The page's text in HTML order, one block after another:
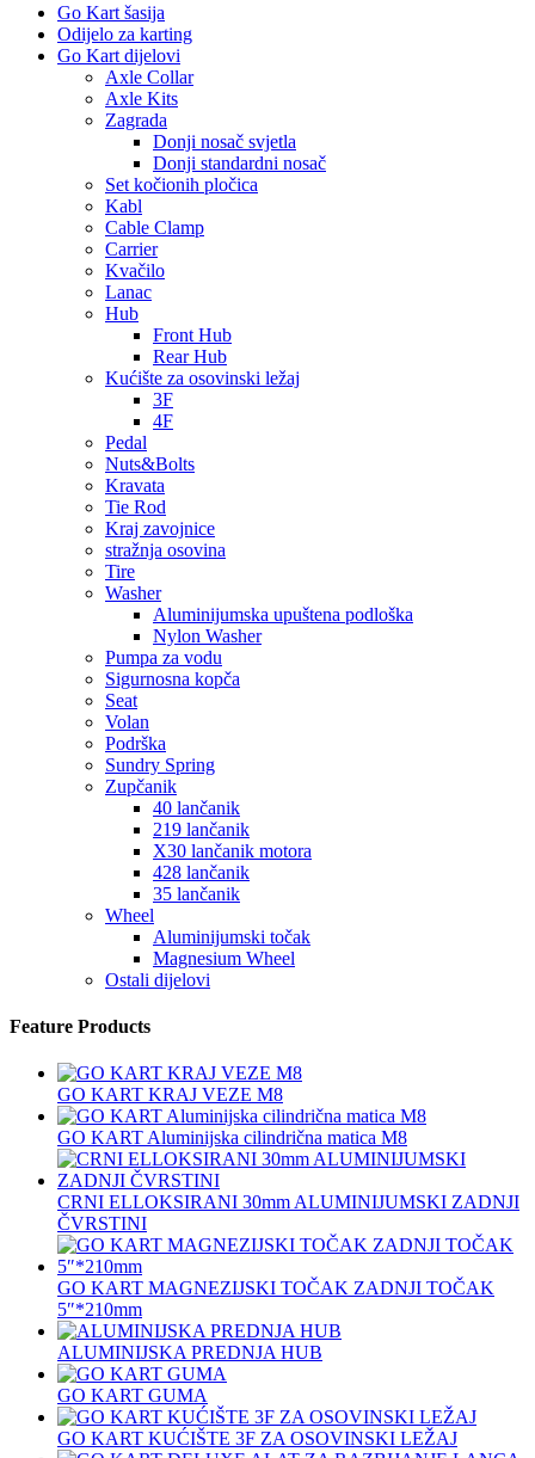
Go Kart šasija
Odijelo za karting
Go Kart dijelovi
Axle Collar
Axle Kits
Zagrada
Donji nosač svjetla
Donji standardni nosač
Set kočionih pločica
Kabl
Cable Clamp
Carrier
Kvačilo
Lanac
Hub
Front Hub
Rear Hub
Kućište za osovinski ležaj
3F
4F
Pedal
Nuts&Bolts
Kravata
Tie Rod
Kraj zavojnice
stražnja osovina
Tire
Washer
Aluminijumska upuštena podloška
Nylon Washer
Pumpa za vodu
Sigurnosna kopča
Seat
Volan
Podrška
Sundry Spring
Zupčanik
40 lančanik
219 lančanik
X30 lančanik motora
428 lančanik
35 lančanik
Wheel
Aluminijumski točak
Magnesium Wheel
Ostali dijelovi
Feature Products
GO KART KRAJ VEZE M8
GO KART Aluminijska cilindrična matica M8
CRNI ELLOKSIRANI 30mm ALUMINIJUMSKI ZADNJI
ČVRSTINI
GO KART MAGNEZIJSKI TOČAK ZADNJI TOČAK
5″*210mm
ALUMINIJSKA PREDNJA HUB
GO KART GUMA
GO KART KUĆIŠTE 3F ZA OSOVINSKI LEŽAJ